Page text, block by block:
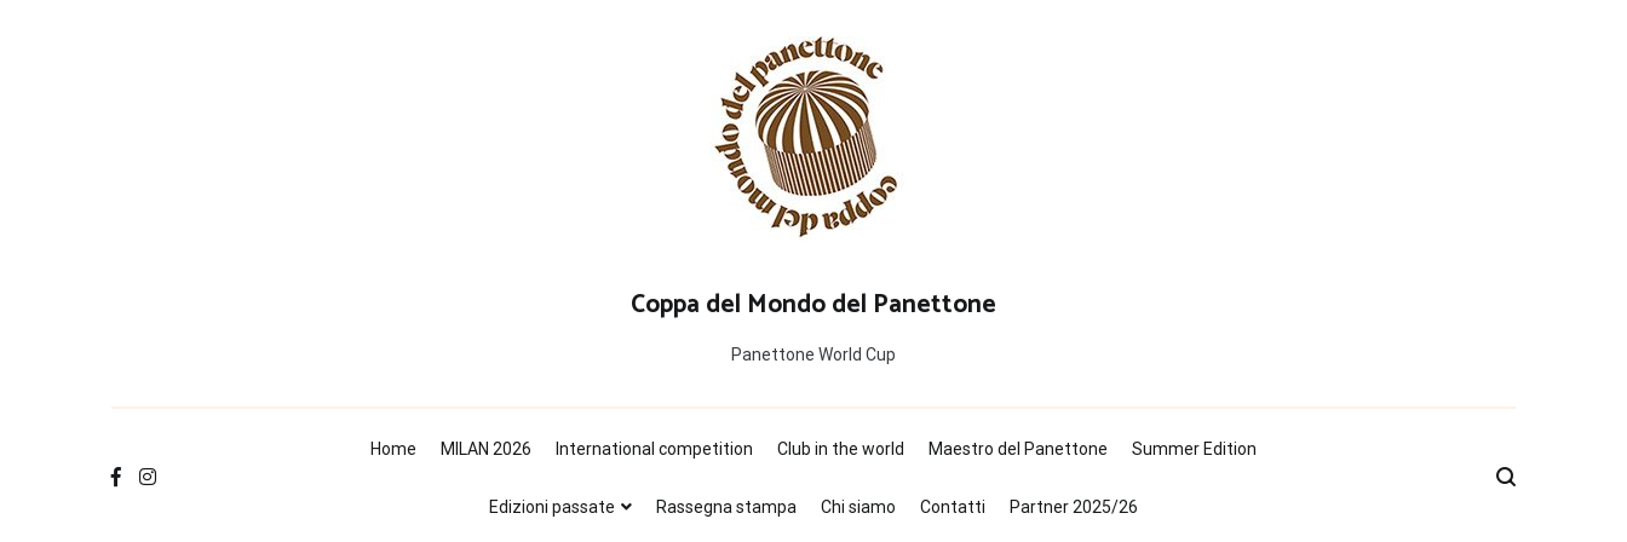
Coppa del Mondo del Panettone
Panettone World Cup
Home MILAN 2026 International competition Club in the world Maestro del Panettone Summer Edition
Edizioni passate Rassegna stampa Chi siamo Contatti Partner 2025/26